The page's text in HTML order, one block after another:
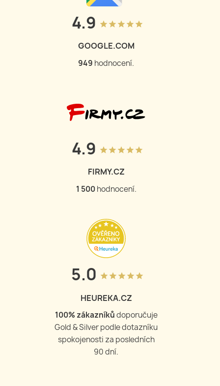
4.9 grade grade grade grade grade
GOOGLE.COM
950 hodnocení.
4.9 grade grade grade grade grade
FIRMY.CZ
1 502 hodnocení.
5.0 grade grade grade grade grade
HEUREKA.CZ
100% zákazníkůdoporučuje
Gold & Silver podle dotazníku
spokojenosti za posledních
90 dní.